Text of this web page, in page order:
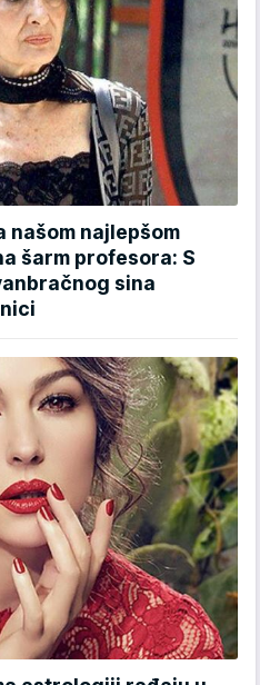
našom najlepšom
šarm profesora: S
sina